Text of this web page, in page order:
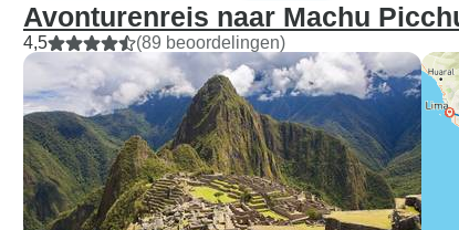
Avonturenreis naar Machu
4,5 (89 beoordelingen)